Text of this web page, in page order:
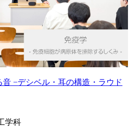
−デシベル・耳の構造・ラウド
学科